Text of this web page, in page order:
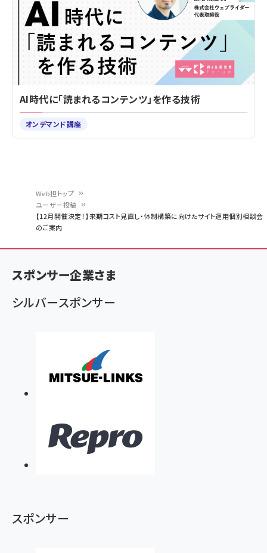
く
ず
Web担トップ
ユーザー投稿
【12月開催決定！】来期コスト見直し・体制構築に向けたサイト運用個別相談会
のご案内
AI時代に「読まれるコンテンツ」を作る技術
オンデマンド講座
スポンサー企業さま
シルバースポンサー
スポンサー